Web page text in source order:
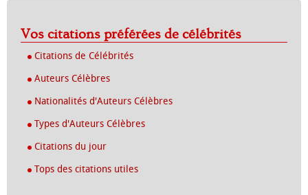
Vos citations préférées de célébrités
Citations de Célébrités
Auteurs Célèbres
Nationalités d'Auteurs Célèbres
Types d'Auteurs Célèbres
Citations du jour
Tops des citations utiles